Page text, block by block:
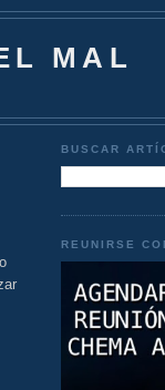
MAL
BUSCAR
REUNIRSE